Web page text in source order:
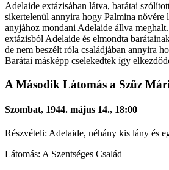
Adelaide extázisában látva, barátai
sikertelenül annyira hogy Palmina nővére
anyjához mondani Adelaide állva
extázisból Adelaide és elmondta
de nem beszélt róla családjában annyira
Barátai másképp cselekedtek így
A Második Látomás a Szűz
Szombat, 1944. május 14., 18:00
Részvételi: Adelaide, néhány kis lány és
Látomás: A Szentséges Család